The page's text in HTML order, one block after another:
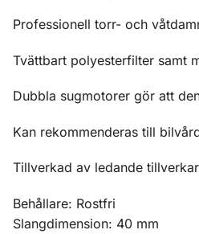
Professionell torr- och
Tvättbart polyesterfilter samt
Dubbla sugmotorer gör att
Kan rekommenderas till
Tillverkad av ledande
Behållare: Rostfri
Slangdimension: 40 mm